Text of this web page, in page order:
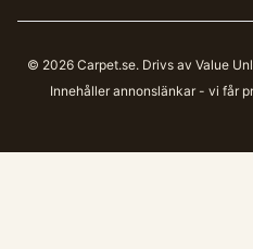
© 2026 Carpet.se. Drivs av Value
Innehåller annonslänkar - vi får